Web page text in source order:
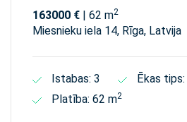
163000 € | 62 m2
Miesnieku iela 14, Rīga, Latvija
Istabas: 3
Ēkas
Platība: 62 m2